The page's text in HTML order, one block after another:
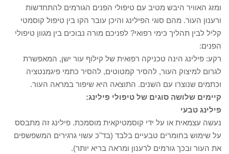
ומזג האוויר היבש מטיב עם טיפולי הפנים הגורמים להתחדשות
ורענון העור. מהם סוגי הפילינג והיכן עובר הקו בין טיפול קוסמטי
קליל לבין תהליך כימי רפואי? לפניכם מורה נבוכים בין מגוון טיפולי
הפנים:
רקע: פילינג הינה טכניקה רפואית של קילוף עור ישן, המאפשרת
לגרום למיצוק העור, להסיר קמטוטים, להסיר כתמי פיגמנטציה
וכתמים שנוצרו עם השנים. התוצאה היא שיפור במראה העור.
קיימים שלושה סוגים של טיפולי פילינג:
פילינג טבעי
נעשה עצמאית או על ידי קוסמטיקאית מוסמכת. פילינג זה מתבסס
על שימוש בחומרים טבעיים בלבד (בד"כ עשוי גרגירים המשפשפים
את העור ובכך גורמים לרענון ומראה בריא יותר).